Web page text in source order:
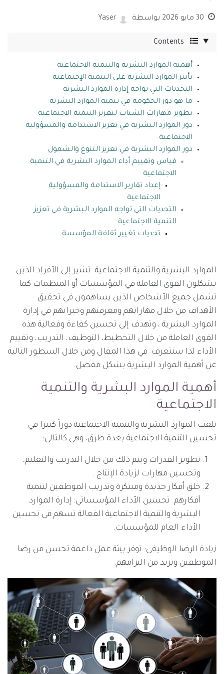
30 مايو 2026 بواسطة Yaser
Contents
أهمية الموارد البشرية والتنمية الاجتماعية
تأثير الموارد البشرية على التنمية الإجتماعية
التحديات التي تواجه إدارة الموارد البشرية
ما هو دور الحكومة في تنمية الموارد البشرية
تطوير مهارات الشباب لتعزيز التنمية الاجتماعية
دور الموارد البشرية في تعزيز الاستدامة والمسؤولية
الاجتماعية
دور الموارد البشرية في تعزيز التنوع والشمول
قياس وتقييم أداء الموارد البشرية في التنمية
الاجتماعية
إعداد تقارير الاستدامة والمسؤولية
الاجتماعية
التحديات التي تواجه الموارد البشرية في تعزيز
التنمية الاجتماعية
تحديات تغيير ثقافة المؤسسة
الموارد البشرية والتنمية الاجتماعية تشير إلى الأفراد الذين
يشكلون القوى العاملة في المؤسسات أو المنظمات كما
تشمل جميع الأشخاص الذين يساهمون في تحقيق
الأهداف من خلال مهاراتهم ومعرفتهم وخبراتهم في إدارة
الموارد البشرية ، وتهدف إلى تحسين كفاءة وفعالية هذه
القوى العاملة من خلال التخطيط، التوظيف، التدريب، وتقييم
الأداء لذا سنتعرف في هذا المقال ومن خلال السطور التالية
عن أهمية الموارد البشرية بشكل مفصل.
أهمية الموارد البشرية والتنمية
الاجتماعية
تلعب الموارد البشرية والتنمية الاجتماعية دوراً كبيرا في
تحسين التنمية الاجتماعية بعدة طرق، وهي كالتالي:
تطوير القدرات ويتم ذلك من خلال التدريب والتعليم،
وتحسين مهارات لزيادة الإنتاج .
خلق أفكار جديدة ومبتكرة وتدريب الموظفين لتنمية
أفكارهم تحسين الأداء المؤسساتي: إدارة الموارد
البشرية والتنمية الاجتماعية الفعالة تسهم في تحسين
الأداء العام للمؤسسات.
زيادة الرضا الوظيفي: توفر بيئة عمل داعمة تحسن من رضا
الموظفين وتزيد من التزامهم.